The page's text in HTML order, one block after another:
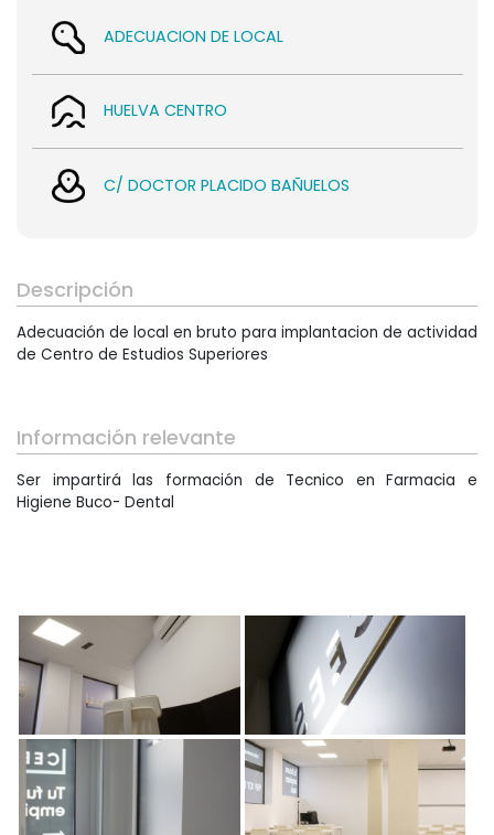
Arquitectura Técnica
ADECUACION DE LOCAL
HUELVA CENTRO
C/ DOCTOR PLACIDO BAÑUELOS
Descripción
Adecuación de local en bruto para implantacion de actividad
de Centro de Estudios Superiores
Información relevante
Ser impartirá las formación de Tecnico en Farmacia e
Higiene Buco- Dental